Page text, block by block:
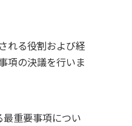
れる役割および経
項の決議を行いま
最重要事項につい